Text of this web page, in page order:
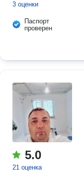
3 оценки
Паспорт
проверен
5.0
21 оценка